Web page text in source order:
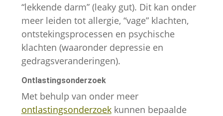
“lekkende darm” (leaky gut). Dit kan onder
meer leiden tot allergie, “vage” klachten,
ontstekingsprocessen en psychische
klachten (waaronder depressie en
gedragsveranderingen).
Ontlastingsonderzoek
Met behulp van onder meer
ontlastingsonderzoekkunnen bepaalde